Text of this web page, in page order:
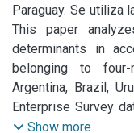
Paraguay. Se utiliza
Banco Mundial y se
las hipótesis
indican que el
de la empresa son
financiamiento de
mientras que las
This paper
determinants in
belonging to four-
Argentina, Brazil,
Enterprise Survey
applied in order to
Show more